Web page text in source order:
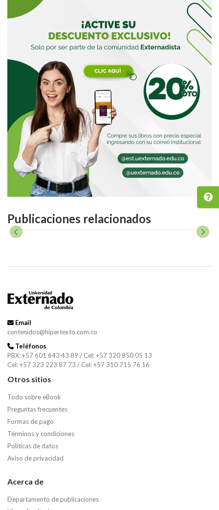
Publicaciones relacionados
Email
contenidos@hipertexto.com.co
Teléfonos
PBX: +57 601 643 43 89 / Cel: +57 320 850 05 13
Cel: +57 323 223 87 73 / Cel: +57 310 715 76 16
Otros sitios
Todo sobre eBook
Preguntas frecuentes
Formas de pago
Términos y condiciones
Políticas de datos
Aviso de privacidad
Acerca de
Departamento de publicaciones